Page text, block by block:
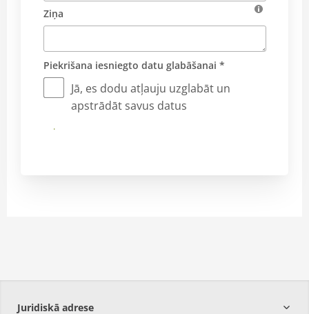
Ziņa
Piekrišana iesniegto datu glabāšanai *
Jā, es dodu atļauju uzglabāt un
apstrādāt savus datus
Iesniegt
Juridiskā adrese